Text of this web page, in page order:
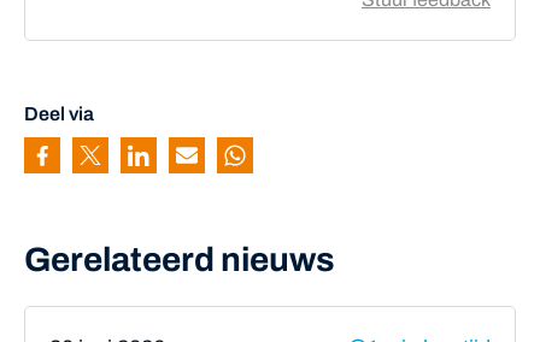
Deel via
Pagina delen via Facebook
Pagina delen via Twitter
Pagina delen via Linkedin
Pagina delen via Mail
Pagina delen via Whatsapp
Gerelateerd nieuws